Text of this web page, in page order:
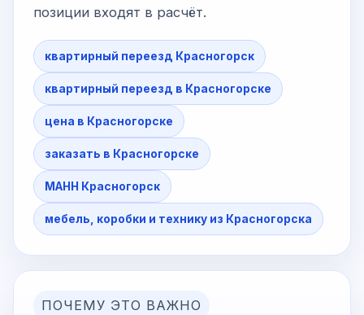
позиции входят в расчёт.
квартирный переезд Красногорск
квартирный переезд в Красногорске
цена в Красногорске
заказать в Красногорске
МАНН Красногорск
мебель, коробки и технику из Красногорска
ПОЧЕМУ ЭТО ВАЖНО